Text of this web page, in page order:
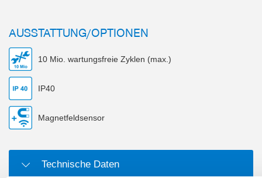
AUSSTATTUNG/OPTIONEN
10 Mio. wartungsfreie Zyklen (max.)
IP40
Magnetfeldsensor
Technische Daten